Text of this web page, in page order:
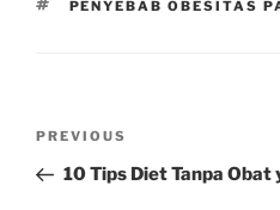
TAGS
PENYEBAB OBESITAS
Previous
Post
PREVIOUS
10 Tips Diet Tanpa